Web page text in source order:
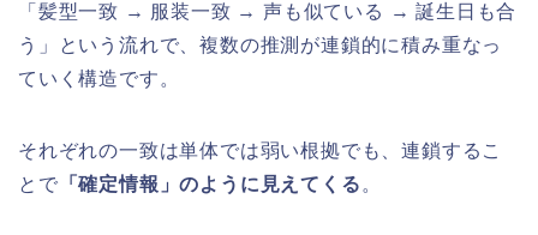
「髪型一致 → 服装一致 → 声も似ている → 誕生日も合
う」という流れで、複数の推測が連鎖的に積み重なっ
ていく構造です。
それぞれの一致は単体では弱い根拠でも、連鎖するこ
とで 「確定情報」のように見えてくる 。